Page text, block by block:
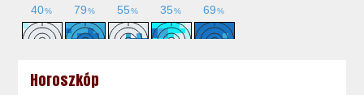
Horoszkóp